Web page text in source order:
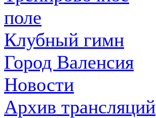
поле
Клубный гимн
Город Валенсия
Новости
Архив трансляций